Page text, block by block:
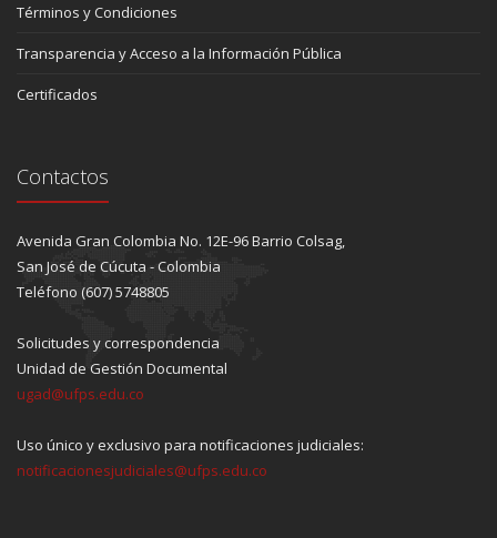
Términos y Condiciones
Transparencia y Acceso a la Información Pública
Certificados
Contactos
Avenida Gran Colombia No. 12E-96 Barrio Colsag,
San José de Cúcuta - Colombia
Teléfono (607) 5748805
Solicitudes y correspondencia
Unidad de Gestión Documental
ugad@ufps.edu.co
Uso único y exclusivo para notificaciones judiciales:
notificacionesjudiciales@ufps.edu.co